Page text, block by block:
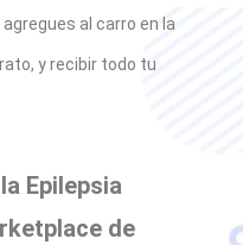
al carro en la
y recibir todo tu
Epilepsia
de